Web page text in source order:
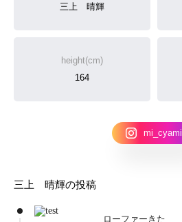
三上 晴輝
height(cm)
164
mi_cyami
三上 晴輝の投稿
ローファーきた